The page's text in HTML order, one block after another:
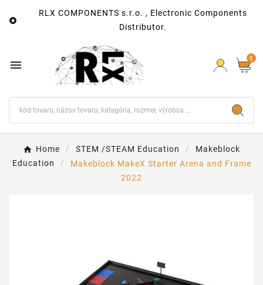

RLX COMPONENTS s.r.o. , Electronic Components
Distributor.
 0
Home STEM /STEAM Education
Makeblock
Education
Makeblock MakeX Starter Arena and Frame
2022